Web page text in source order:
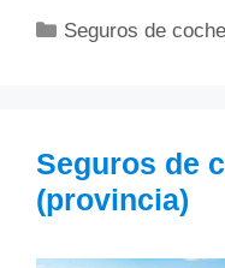
Categorías
Seguros de
Seguros de
(provincia)